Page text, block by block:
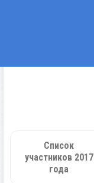
Список
участников 2017
года